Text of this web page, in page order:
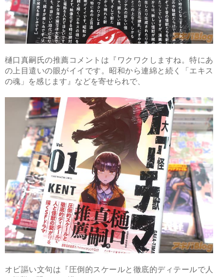
樋口真嗣氏の推薦コメントは『ワクワクしますね。特にあ
の上目遣いの眼がイイです。昭和から連綿と続く「エキス
の魂」を感じます』などを寄せられで、
オビ謳い文句は『圧倒的スケールと徹底的ディテールで人